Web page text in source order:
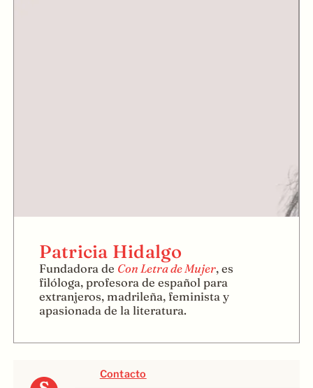
Patricia Hidalgo
Fundadora de Con Letra de Mujer, es
filóloga, profesora de español para
extranjeros, madrileña, feminista y
apasionada de la literatura.
Contacto